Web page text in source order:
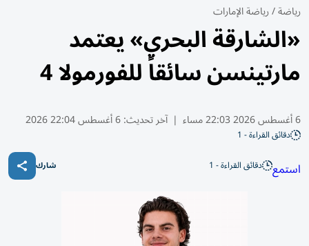
رياضة/رياضة الإمارات
«الشارقة البحري» يعتمد
مارتينسن سائقاً للفورمولا 4
6 أغسطس 2026 22:03 مساء | آخر تحديث:6 أغسطس 22:04 2026
دقائق القراءة - 1
استمع دقائق القراءة - 1 شارك